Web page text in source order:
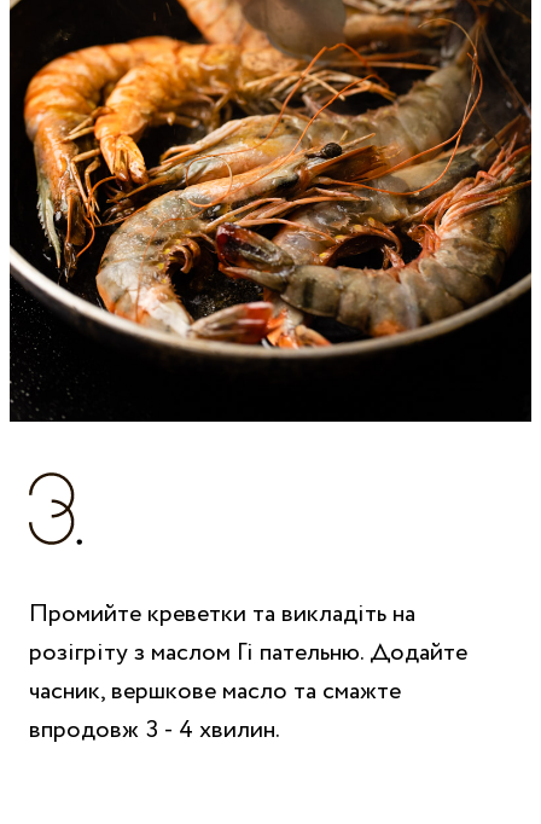
Промийте креветки та викладіть на
розігріту з маслом Гі пательню. Додайте
часник, вершкове масло та смажте
впродовж 3 - 4 хвилин.